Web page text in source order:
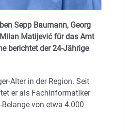
Sepp Baumann, Georg
Matijević für das Amt
berichtet der 24-Jährige
Alter in der Region. Seit
er als Fachinformatiker
von etwa 4.000